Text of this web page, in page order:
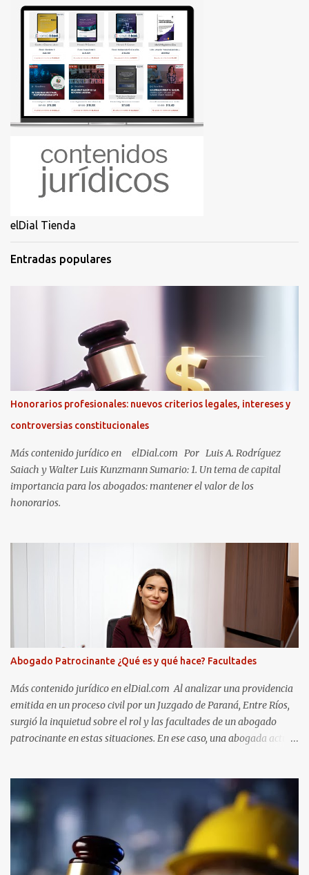
elDial Tienda
Entradas populares
Honorarios profesionales: nuevos criterios legales, intereses y
controversias constitucionales
Más contenido jurídico en elDial.com Por Luis A. Rodríguez
Saiach y Walter Luis Kunzmann Sumario: 1. Un tema de capital
importancia para los abogados: mantener el valor de los
honorarios.
Abogado Patrocinante ¿Qué es y qué hace? Facultades
Más contenido jurídico en elDial.com Al analizar una providencia
emitida en un proceso civil por un Juzgado de Paraná, Entre Ríos,
surgió la inquietud sobre el rol y las facultades de un abogado
patrocinante en estas situaciones. En ese caso, una abogada actuó
“representante”. Sin embargo, como ocurre frecuentemente,
decidió no continuar con la relación profesional con su cliente. Para
formalizar esta decisión, lo notificó al Juzgado y solicitó que se
informara al patrocinado.